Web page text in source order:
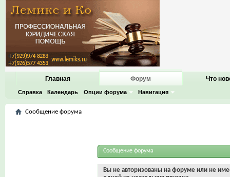
Главная Форум
Справка Календарь Опции форума Навигация
Что
Сообщение форума
Сообщение форума
Вы не авторизованы на форуме или не